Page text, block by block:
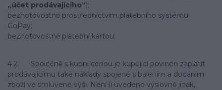
„účet prodávajícího“);
bezhotovostně prostřednictvím platebního systému
GoPay;
bezhotovostně platební kartou;
4.2. Společně s kupní cenou je kupující povinen zaplatit
prodávajícímu také náklady spojené s balením a dodáním
zboží ve smluvené výši. Není-li uvedeno výslovně jinak,